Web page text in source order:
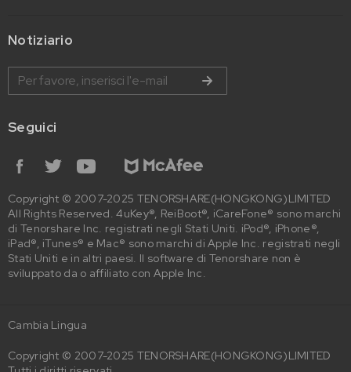
Notiziario
Seguici
Copyright © 2007-2025 TENORSHARE(HONGKONG)LIMITED
All Rights Reserved. 4uKey®, ReiBoot®, iCareFone® sono marchi
di Tenorshare Inc. registrati negli Stati Uniti. iPod®, iPhone®,
iPad®, iTunes® e Mac® sono marchi di Apple Inc. registrati negli
Stati Uniti e in altri paesi. Il software di Tenorshare non è
sviluppato da o affiliato con Apple Inc.
Cambia Lingua
Copyright © 2007-2025 TENORSHARE(HONGKONG)LIMITED